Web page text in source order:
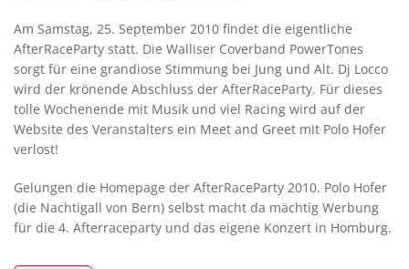
Am Samstag, 25. September 2010 findet die eigentliche
AfterRaceParty statt. Die Walliser Coverband PowerTones
sorgt für eine grandiose Stimmung bei Jung und Alt. Dj Locco
wird der krönende Abschluss der AfterRaceParty. Für dieses
tolle Wochenende mit Musik und viel Racing wird auf der
Website des Veranstalters ein Meet and Greet mit Polo Hofer
verlost!
Gelungen die Homepage der AfterRaceParty 2010. Polo Hofer
(die Nachtigall von Bern) selbst macht da mächtig Werbung
für die 4. Afterraceparty und das eigene Konzert in Homburg.